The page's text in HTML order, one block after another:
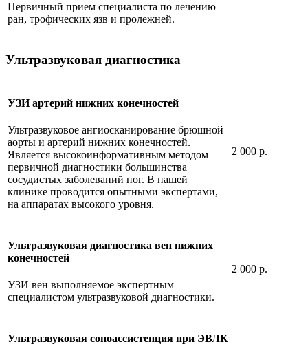
Первичный прием специалиста по лечению
ран, трофических язв и пролежней.
Ультразвуковая диагностика
УЗИ артерий нижних конечностей
Ультразвуковое ангиосканирование брюшной
аорты и артерий нижних конечностей.
Является высокоинформативным методом
первичной диагностики большинства
сосудистых заболеваний ног. В нашей
клинике проводится опытными экспертами,
на аппаратах высокого уровня.
2 000 р.
Ультразвуковая диагностика вен нижних
конечностей
УЗИ вен выполняемое экспертным
специалистом ультразвуковой диагностики.
2 000 р.
Ультразвуковая соноассистенция при ЭВЛК